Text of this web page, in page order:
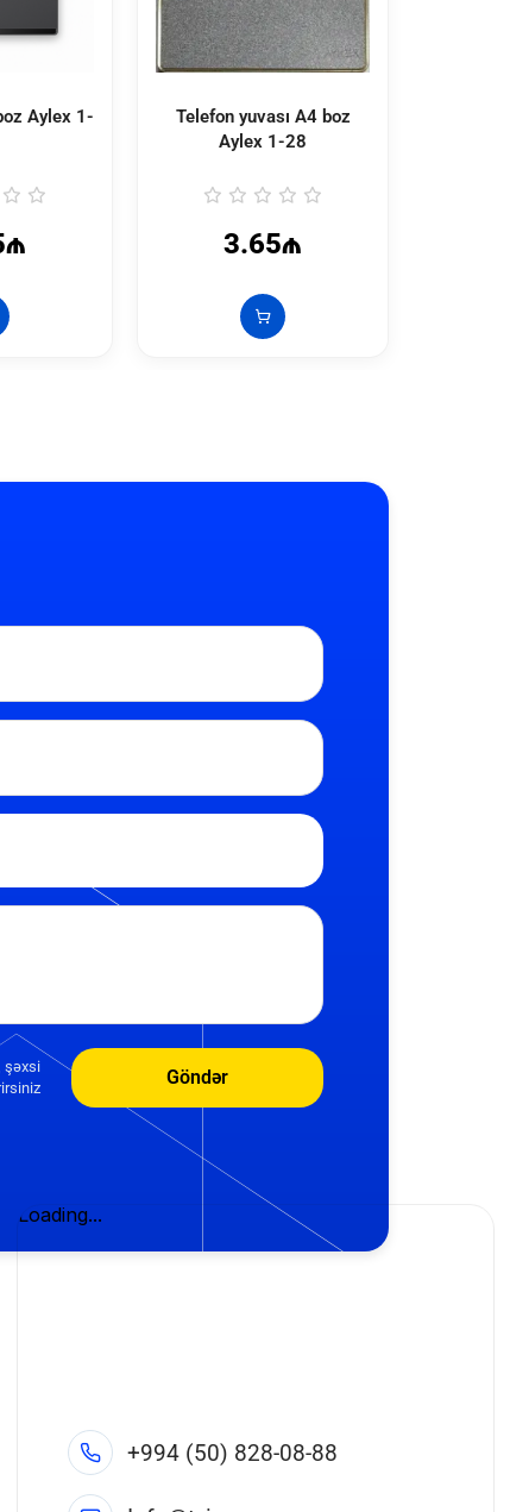
Aylex 1-
Telefon yuvası A4 boz
Aylex 1-28
3.65₼
şəxsi
Göndər
+994 (50) 828-08-88